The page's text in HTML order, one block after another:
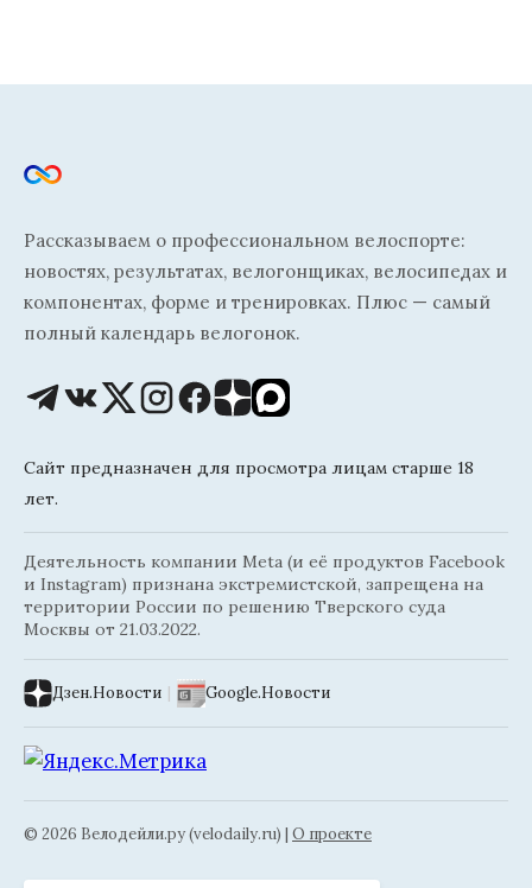
Рассказываем о профессиональном велоспорте:
новостях, результатах, велогонщиках, велосипедах и
компонентах, форме и тренировках. Плюс — самый
полный календарь велогонок.
Сайт предназначен для просмотра лицам старше 18
лет.
Деятельность компании Meta (и её продуктов Facebook
и Instagram) признана экстремистской, запрещена на
территории России по решению Тверского суда
Москвы от 21.03.2022.
Дзен.Новости | Google.Новости
© 2026 Велодейли.ру (velodaily.ru) | О проекте